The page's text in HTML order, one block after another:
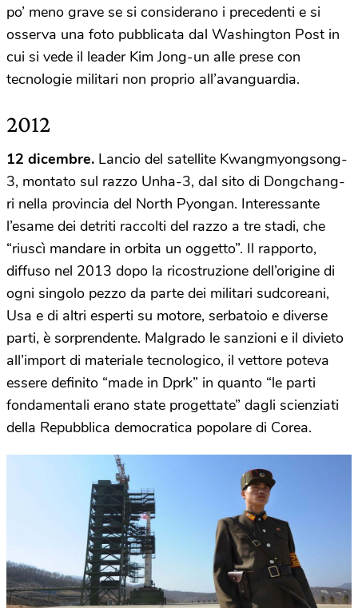
po’ meno grave se si considerano i precedenti e si
osserva una foto pubblicata dal Washington Post in
cui si vede il leader Kim Jong-un alle prese con
tecnologie militari non proprio all’avanguardia.
2012
12 dicembre. Lancio del satellite Kwangmyongsong-
3, montato sul razzo Unha-3, dal sito di Dongchang-
ri nella provincia del North Pyongan. Interessante
l’esame dei detriti raccolti del razzo a tre stadi, che
“riuscì mandare in orbita un oggetto”. Il rapporto,
diffuso nel 2013 dopo la ricostruzione dell’origine di
ogni singolo pezzo da parte dei militari sudcoreani,
Usa e di altri esperti su motore, serbatoio e diverse
parti, è sorprendente. Malgrado le sanzioni e il divieto
all’import di materiale tecnologico, il vettore poteva
essere definito “made in Dprk” in quanto “le parti
fondamentali erano state progettate” dagli scienziati
della Repubblica democratica popolare di Corea.